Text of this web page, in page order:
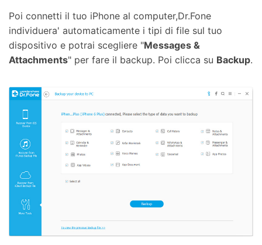
Poi connetti il tuo iPhone al computer,Dr.Fone
individuera' automaticamente i tipi di file sul tuo
dispositivo e potrai scegliere "Messages &
Attachments" per fare il backup. Poi clicca su Backup.